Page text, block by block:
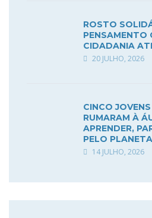
ROSTO
PENSAMENTO
CIDADANIA
20 JULHO, 2026
CINCO
RUMARAM À
APRENDER,
PELO PLANETA
14 JULHO, 2026